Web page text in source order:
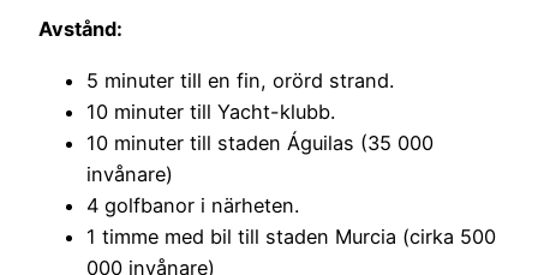
Avstånd:
5 minuter till en fin, orörd strand.
10 minuter till Yacht-klubb.
10 minuter till staden Águilas (35 000
invånare)
4 golfbanor i närheten.
1 timme med bil till staden Murcia (cirka 500
000 invånare)